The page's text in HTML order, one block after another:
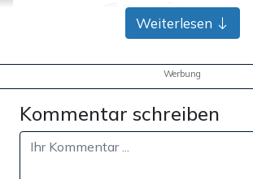
Bank-Überweisung
Weiterlesen
Werbung
Kommentar schreiben